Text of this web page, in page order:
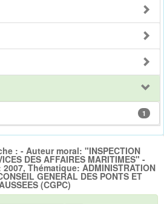
1
: - Auteur moral: "INSPECTION
DES AFFAIRES MARITIMES" -
Thématique: ADMINISTRATION
GENERAL DES PONTS ET
(CGPC)